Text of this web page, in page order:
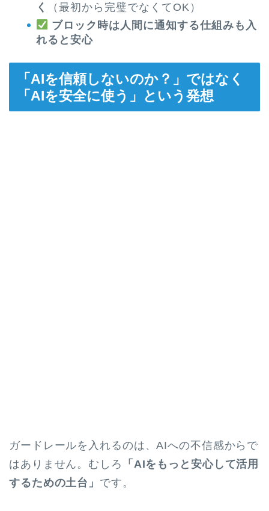
く
（最初から完璧でなくてOK）
ブロック時は人間に通知する仕組みも入
れると安心
「AIを信頼しないのか？」ではなく
「AIを安全に使う」という発想
ガードレールを入れるのは、AIへの不信感からで
はありません。むしろ
「AIをもっと安心して活用
するための土台」 です。